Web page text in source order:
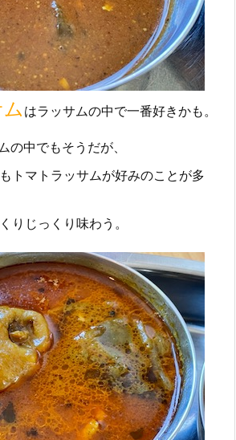
はラッサムの中で一番好きかも。
の中でもそうだが、
トマトラッサムが好みのことが多
りじっくり味わう。